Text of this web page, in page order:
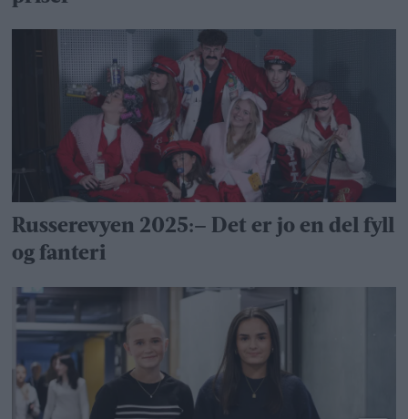
Russerevyen 2025:– Det er jo en del fyll
og fanteri